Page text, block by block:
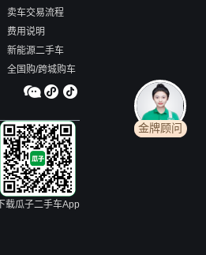
卖车交易流程
费用说明
新能源二手车
全国购/跨城购车
下载瓜子二手车App
金牌顾问